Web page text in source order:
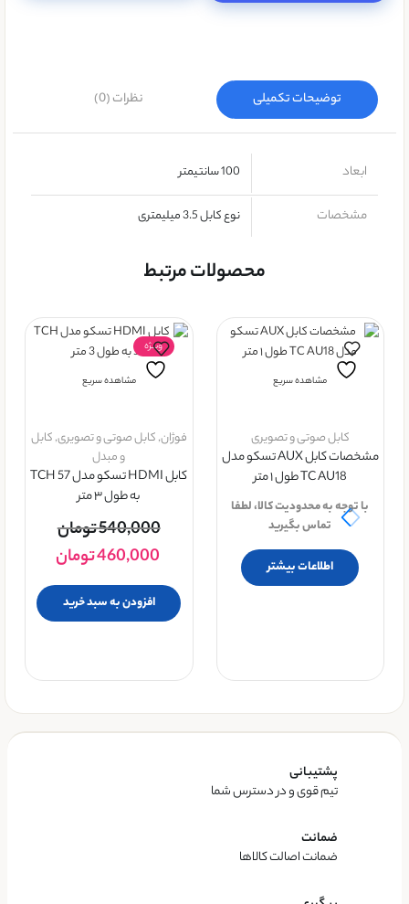
توضیحات تکمیلی نظرات (0)
ابعاد 100 سانتیمتر
مشخصات نوع کابل 3.5 میلیمتری
محصولات مرتبط
مشاهده سریع
کابل صوتی و تصویری
مشخصات کابل AUX تسکو مدل
TC AU18 طول ۱ متر
با توجه به محدودیت کالا، لطفا
تماس بگیرید
اطلاعات بیشتر
ویــژه
مشاهده سریع
فوژان,کابل صوتی و تصویری,کابل
و مبدل
کابل HDMI تسکو مدل TCH 57
به طول ۳ متر
540,000تومان
460,000تومان
افزودن به سبد خرید
پشتیبانی
تیم قوی و در دسترس شما
ضمانت
ضمانت اصالت کالاها